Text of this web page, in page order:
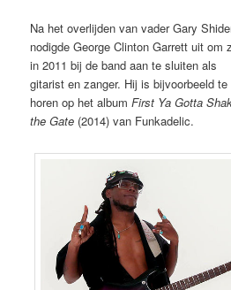
Na het overlijden van vader Gary
nodigde George Clinton Garrett uit om
in 2011 bij de band aan te sluiten als
gitarist en zanger. Hij is bijvoorbeeld te
horen op het albumFirst Ya Gotta
the Gate (2014) van Funkadelic.